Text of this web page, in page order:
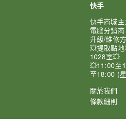
快手
快手商城
電腦分銷
升級/維修
💥提取點
1028室💥
💥11:00至
至18:00 (
關於我們
條款細則